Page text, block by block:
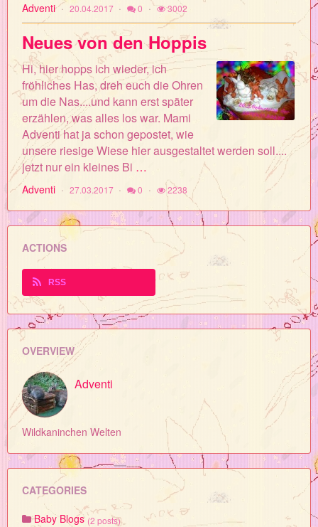
Adventi 20.04.2017 0 3002
Neues von den Hoppis
Hi, hier hopps ich wieder, ich
fröhliches Has, dreh euch die Ohren
um die Nas....und kann erst später
erzählen, was alles los war. Mami
Adventi hat ja schon gepostet, wie
unsere riesige Wiese hier ausgestaltet werden soll....
jetzt nur ein kleines Bi …
Adventi 27.03.2017 0 2238
ACTIONS
RSS
OVERVIEW
Adventi
Wildkaninchen Welten
CATEGORIES
Baby Blogs (2 posts)